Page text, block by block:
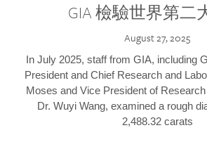
GIA 檢驗世界第二
August 27, 2025
In July 2025, staff from GIA, including
President and Chief Research and
Moses and Vice President of
Dr. Wuyi Wang, examined a rough
2,488.32 carats